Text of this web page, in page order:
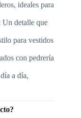
ideales para
Un detalle que
para vestidos
con pedrería
a día,